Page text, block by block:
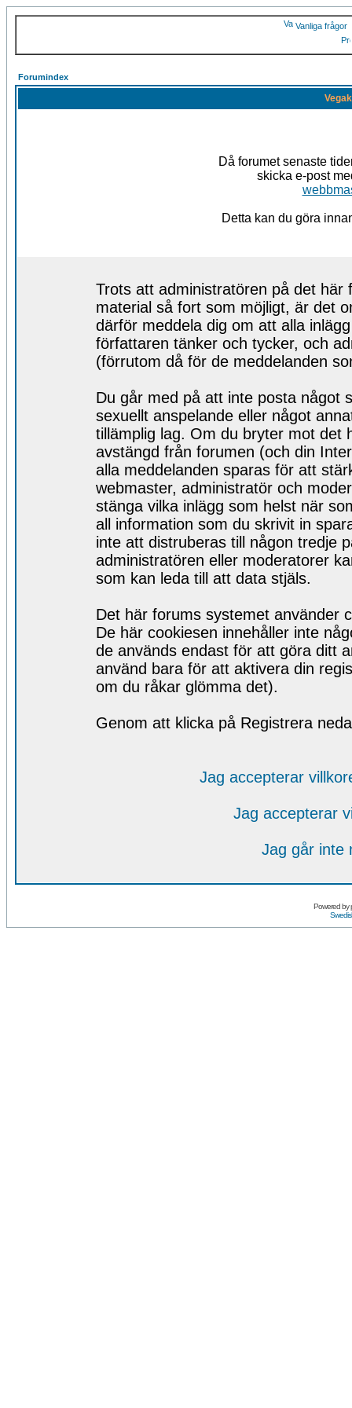
Vanliga frågor
Forumindex
Då forumet senaste
skicka e-post
Detta kan du göra
Trots att administratören på det
material så fort som möjligt, är det
därför meddela dig om att alla
författaren tänker och tycker, och
(förrutom då för de meddelanden
Du går med på att inte posta något
sexuellt anspelande eller något
tillämplig lag. Om du bryter mot det
avstängd från forumen (och din
alla meddelanden sparas för att
webmaster, administratör och
stänga vilka inlägg som helst när
all information som du skrivit in
inte att distruberas till någon tredje
administratören eller moderatorer
som kan leda till att data stjäls.
Det här forums systemet använder
De här cookiesen innehåller inte
de används endast för att göra ditt
använd bara för att aktivera din
om du råkar glömma det).
Genom att klicka på Registrera
Jag accepterar
Jag accepterar
Jag går inte
Powered by